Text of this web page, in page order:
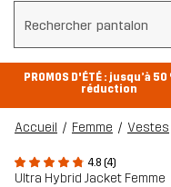
Effacer la recherche
PROMOS D'ÉTÉ : jusqu’à 50
réduction
Accueil Femme Vestes
4.8 (4)
Ultra Hybrid Jacket Femme